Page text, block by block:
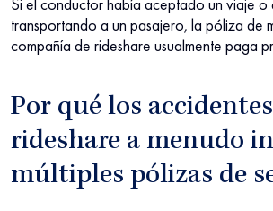
transportando a un pasajero, la póliza de
compañía de rideshare usualmente paga
Por qué los
rideshare a menudo
múltiples pólizas de